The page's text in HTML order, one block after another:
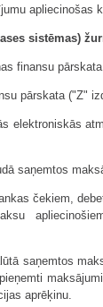
apliecinošas
sistēmas)
finansu
pārskata ("Z"
elektroniskās
saņemtos
čekiem,
saņemtos
aprēķinu.